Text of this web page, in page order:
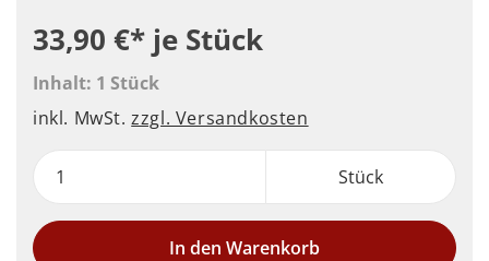
33,90 €* je Stück
Inhalt: 1 Stück
inkl. MwSt.zzgl. Versandkosten
Stück
In den Warenkorb